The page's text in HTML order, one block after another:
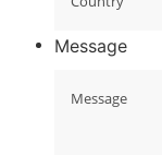
Message